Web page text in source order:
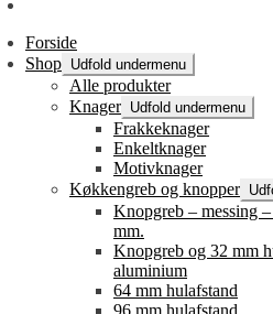
Forside
Shop Udfold undermenu
Alle produkter
Knager Udfold undermenu
Frakkeknager
Enkeltknager
Motivknager
Køkkengreb og knopper
Knopgreb – messing
mm.
Knopgreb og 32 mm
aluminium
64 mm hulafstand
96 mm hulafstand